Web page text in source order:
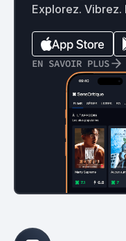
Explorez. Vibrez.
EN SAVOIR PLUS